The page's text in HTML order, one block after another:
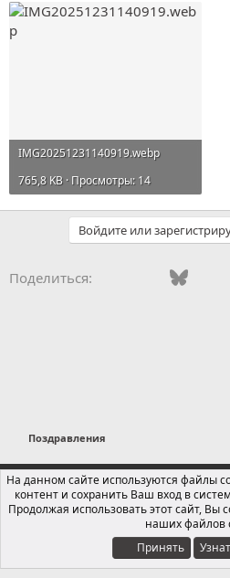
IMG20251231140919.webp
765,8 KB · Просмотры: 14
Войдите или
Поделиться: Vkontakte
FacebookBluesky
Поздравления
Russian (RU)
Обратная связь
Условия и правила
Политика конфиденциальности
Локализация от xenForo.Info®
На данном сайте используются файлы
контент и сохранить Ваш вход в
Продолжая использовать этот сайт, Вы
наших файлов
Принять